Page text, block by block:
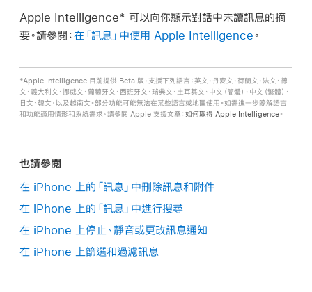
Apple Intelligence* 可以向你顯示對話中未讀訊息的摘
要。請參閱：在「訊息」中使用 Apple Intelligence。
*Apple Intelligence 目前提供 Beta 版，支援下列語言：英文、丹麥文、荷蘭文、法文、德
文、義大利文、挪威文、葡萄牙文、西班牙文、瑞典文、土耳其文、中文（簡體）、中文（繁體）、
日文、韓文，以及越南文。部分功能可能無法在某些語言或地區使用。如需進一步瞭解語言
和功能適用情形和系統需求，請參閱 Apple 支援文章：如何取得 Apple Intelligence。
也請參閱
在 iPhone 上的「訊息」中刪除訊息和附件
在 iPhone 上的「訊息」中進行搜尋
在 iPhone 上停止、靜音或更改訊息通知
在 iPhone 上篩選和過濾訊息